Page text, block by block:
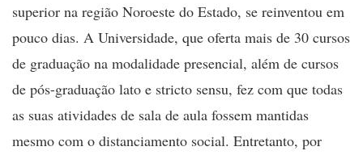
superior na região Noroeste do Estado, se reinventou em
pouco dias. A Universidade, que oferta mais de 30 cursos
de graduação na modalidade presencial, além de cursos
de pós-graduação lato e stricto sensu, fez com que todas
as suas atividades de sala de aula fossem mantidas
mesmo com o distanciamento social. Entretanto, por